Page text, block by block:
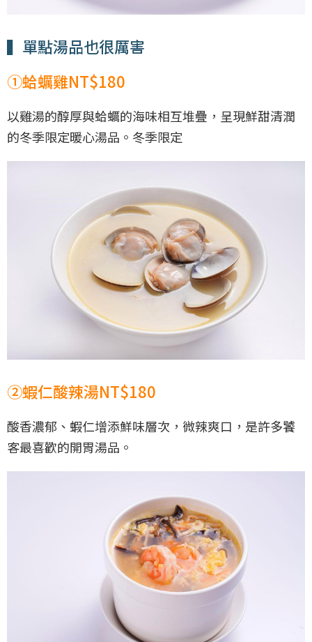
▍單點湯品也很厲害
①蛤蠣雞NT$180
以雞湯的醇厚與蛤蠣的海味相互堆疊，呈現鮮甜清潤
的冬季限定暖心湯品。冬季限定
②蝦仁酸辣湯NT$180
酸香濃郁、蝦仁增添鮮味層次，微辣爽口，是許多饕
客最喜歡的開胃湯品。